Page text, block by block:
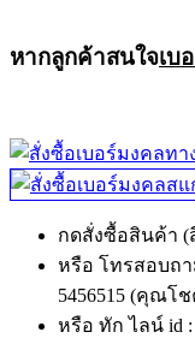
หากลูกค้าสนใจเบ
กดสั่งซื้อสินค้า (
หรือ โทรสอบถา
5456515 (คุณโ
หรือ ทัก ไลน์ id :